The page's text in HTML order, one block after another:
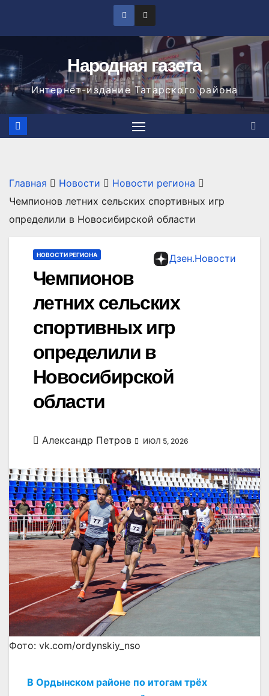
Народная газета
Интернет-издание Татарского района
Главная Новости
Новости региона
Чемпионов летних сельских спортивных игр
определили в Новосибирской области
Дзен.Новости
НОВОСТИ РЕГИОНА
Чемпионов
летних сельских
спортивных игр
определили в
Новосибирской
области
Александр Петров ИЮЛ 5, 2026
Фото: vk.com/ordynskiy_nso
В Ордынском районе по итогам трёх